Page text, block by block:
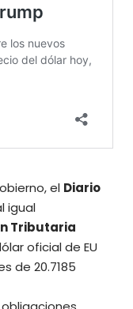
el Diario
igual
Tributaria
oficial de EU
de 20.7185